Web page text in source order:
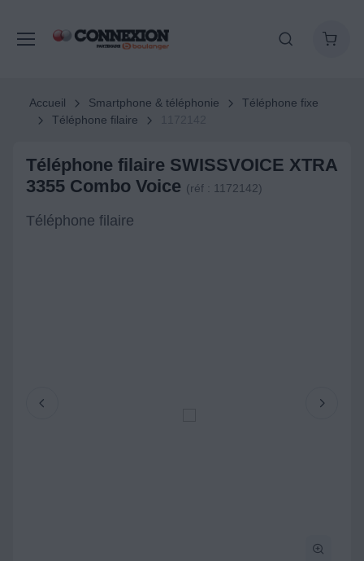
Accueil Smartphone & téléphonie
Téléphone fixe
Téléphone filaire
Téléphone filaire SWISSVOICE XTRA
3355 Combo Voice (réf : 1172142)
Téléphone filaire